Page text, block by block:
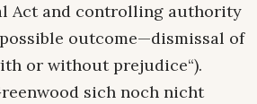
Act and controlling authority
outcome—dismissal of
or without prejudice“).
sich noch nicht